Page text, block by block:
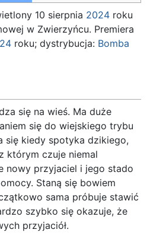
10 sierpnia 2024 roku
w Zwierzyńcu. Premiera
roku; dystrybucja: Bomba
się na wieś. Ma duże
się do wiejskiego trybu
się kiedy spotyka dzikiego,
którym czuje niemal
nowy przyjaciel i jego stado
Staną się bowiem
sama próbuje stawić
szybko się okazuje, że
przyjaciół.